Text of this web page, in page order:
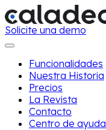
Solicite una demo
Funcionalidades
Nuestra Historia
Precios
La Revista
Contacto
Centro de ayuda